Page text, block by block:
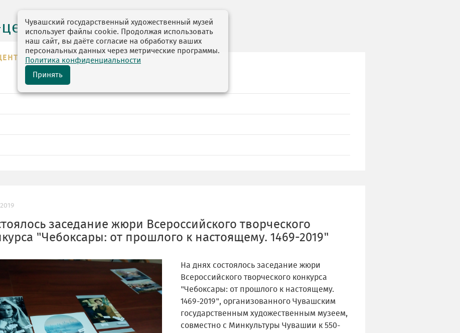
заседание жюри Всероссийского творческого
"Чебоксары: от прошлого к настоящему. 1469-2019"
На днях состоялось заседание жюри
Всероссийского творческого конкурса
"Чебоксары: от прошлого к настоящему.
1469-2019", организованного Чувашским
государственным художественным музеем,
совместно с Минкультуры Чувашии к 550-
Чувашский государственный художественный музей
использует файлы cookie. Продолжая использовать
наш сайт, вы даёте согласие на обработку ваших
персональных данных через метрические программы.
Политика конфиденциальности
Принять